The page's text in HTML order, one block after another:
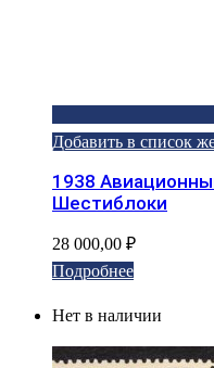
Добавить в список
1938
Шестиблоки
28 000,00 ₽
Подробнее
Нет в наличии